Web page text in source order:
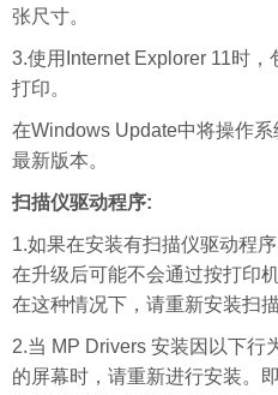
张尺寸。
3.使用Internet Explorer 11时
打印。
在Windows Update中将操作
最新版本。
扫描仪驱动程序:
1.如果在安装有扫描仪驱动程
在升级后可能不会通过按打印
在这种情况下，请重新安装扫
2.当 MP Drivers 安装因以下行
的屏幕时，请重新进行安装。